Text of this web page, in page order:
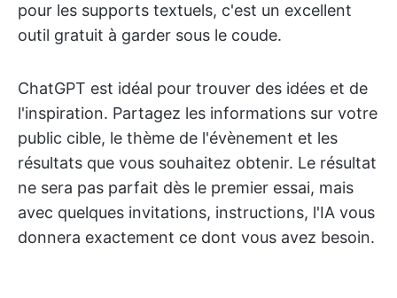
pour les supports textuels, c'est un excellent
outil gratuit à garder sous le coude.
ChatGPT est idéal pour trouver des idées et de
l'inspiration. Partagez les informations sur votre
public cible, le thème de l'évènement et les
résultats que vous souhaitez obtenir. Le résultat
ne sera pas parfait dès le premier essai, mais
avec quelques invitations, instructions, l'IA vous
donnera exactement ce dont vous avez besoin.